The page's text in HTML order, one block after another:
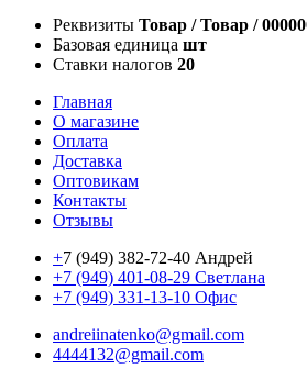
Реквизиты Товар / Товар /
Базовая единица шт
Ставки налогов 20
Главная
О магазине
Оплата
Доставка
Оптовикам
Контакты
Отзывы
+7 (949) 382-72-40 Андрей
+7 (949) 401-08-29 Светлана
+7 (949) 331-13-10 Офис
andreiinatenko@gmail.com
4444132@gmail.com